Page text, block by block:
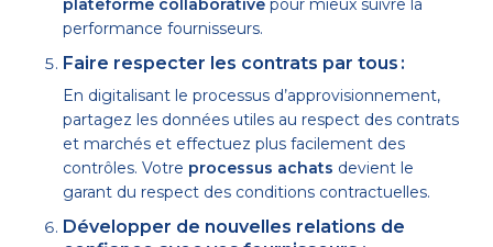
performance fournisseurs.
Faire respecter les contrats par tous :
En digitalisant le processus d’approvisionnement,
partagez les données utiles au respect des contrats
et marchés et effectuez plus facilement des
contrôles. Votre processus achats devient le
garant du respect des conditions contractuelles.
Développer de nouvelles relations de